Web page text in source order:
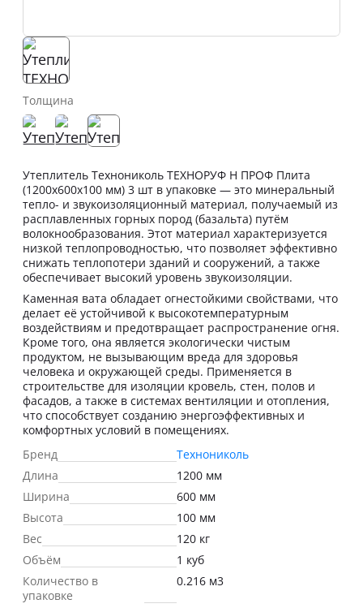
Толщина
Утеплитель Технониколь ТЕХНОРУФ Н ПРОФ Плита
(1200х600х100 мм) 3 шт в упаковке — это минеральный
тепло- и звукоизоляционный материал, получаемый из
расплавленных горных пород (базальта) путём
волокнообразования. Этот материал характеризуется
низкой теплопроводностью, что позволяет эффективно
снижать теплопотери зданий и сооружений, а также
обеспечивает высокий уровень звукоизоляции.
Каменная вата обладает огнестойкими свойствами, что
делает её устойчивой к высокотемпературным
воздействиям и предотвращает распространение огня.
Кроме того, она является экологически чистым
продуктом, не вызывающим вреда для здоровья
человека и окружающей среды. Применяется в
строительстве для изоляции кровель, стен, полов и
фасадов, а также в системах вентиляции и отопления,
что способствует созданию энергоэффективных и
комфортных условий в помещениях.
Бренд
Технониколь
Длина
1200 мм
Ширина
600 мм
Высота
100 мм
Вес
120 кг
Объём
1 куб
Количество в
упаковке
0.216 м3